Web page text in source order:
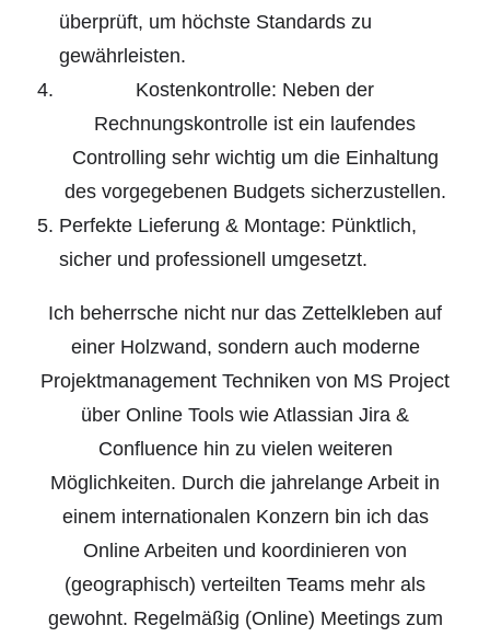
überprüft, um höchste Standards zu
gewährleisten.
Kostenkontrolle: Neben der
Rechnungskontrolle ist ein laufendes
Controlling sehr wichtig um die Einhaltung
des vorgegebenen Budgets sicherzustellen.
Perfekte Lieferung & Montage: Pünktlich,
sicher und professionell umgesetzt.
Ich beherrsche nicht nur das Zettelkleben auf
einer Holzwand, sondern auch moderne
Projektmanagement Techniken von MS Project
über Online Tools wie Atlassian Jira &
Confluence hin zu vielen weiteren
Möglichkeiten. Durch die jahrelange Arbeit in
einem internationalen Konzern bin ich das
Online Arbeiten und koordinieren von
(geographisch) verteilten Teams mehr als
gewohnt. Regelmäßig (Online) Meetings zum